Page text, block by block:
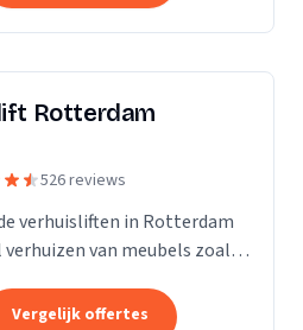
Rotterdam
526 reviews
verhuisliften in Rotterdam
van meubels zoals
Vergelijk offertes